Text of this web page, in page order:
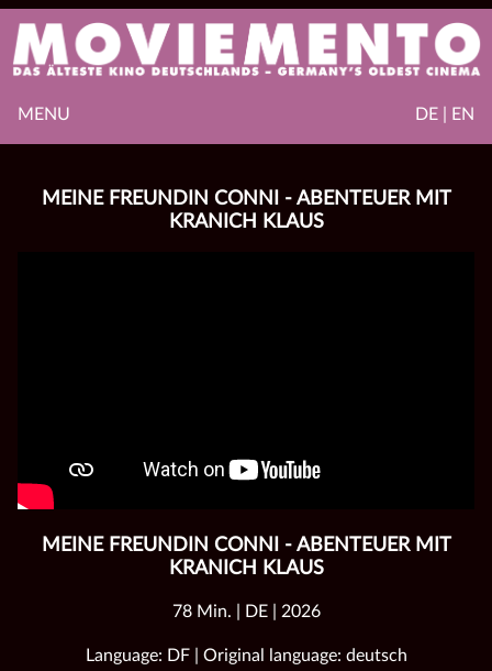
DE | EN
MENU
MEINE FREUNDIN CONNI - ABENTEUER MIT
KRANICH KLAUS
MEINE FREUNDIN CONNI - ABENTEUER MIT
KRANICH KLAUS
78 Min. | DE | 2026
Language: DF | Original language: deutsch